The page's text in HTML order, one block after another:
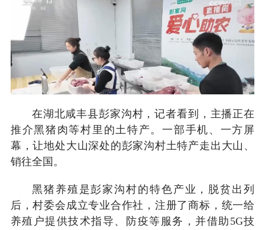
在湖北咸丰县彭家沟村，记者看到，主播正在
推介黑猪肉等村里的土特产。一部手机、一方屏
幕，让地处大山深处的彭家沟村土特产走出大山、
销往全国。
黑猪养殖是彭家沟村的特色产业，脱贫出列
后，村委会成立专业合作社，注册了商标，统一给
养殖户提供技术指导、防疫等服务，并借助5G技